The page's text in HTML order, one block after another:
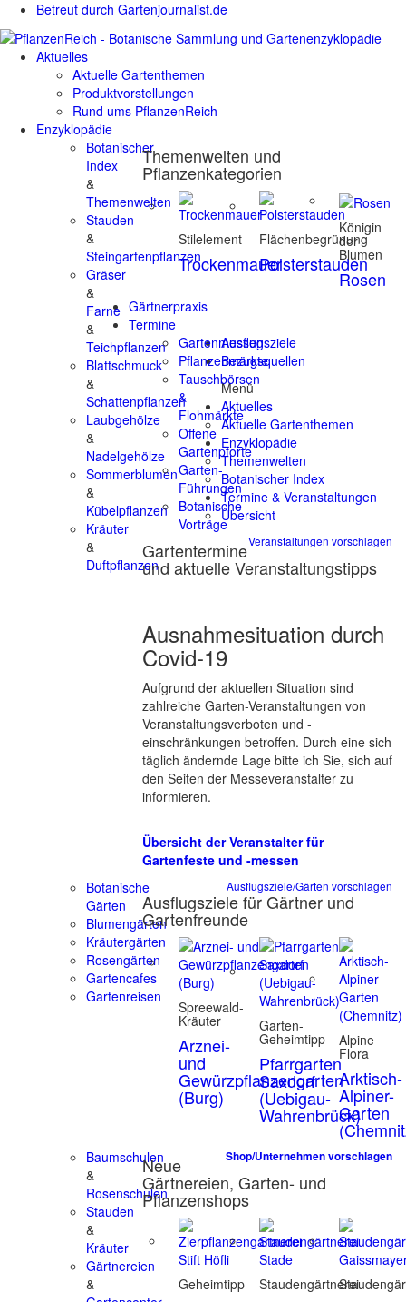
Betreut durch Gartenjournalist.de
Aktuelles
Aktuelle Gartenthemen
Produktvorstellungen
Rund ums PflanzenReich
Enzyklopädie
Botanischer
Index
&
Themenwelten
Stauden
&
Steingartenpflanzen
Gräser
&
Farne
&
Teichpflanzen
Blattschmuck
&
Schattenpflanzen
Laubgehölze
&
Nadelgehölze
Sommerblumen
&
Kübelpflanzen
Kräuter
&
Duftpflanzen
Themenwelten und
Pflanzenkategorien
Stilelement
Trockenmauer
Flächenbegrünung
Polsterstauden
Königin
der
Blumen
Rosen
Gärtnerpraxis
Termine
Gartenmessen
Pflanzenmärkte
Tauschbörsen
&
Flohmärkte
Offene
Gartenpforte
Garten-
Führungen
Botanische
Vorträge
Veranstaltungen vorschlagen
Gartentermine
und aktuelle Veranstaltungstipps
Ausnahmesituation durch
Covid-19
Aufgrund der aktuellen Situation sind
zahlreiche Garten-Veranstaltungen von
Veranstaltungsverboten und -
einschränkungen betroffen. Durch eine sich
täglich ändernde Lage bitte ich Sie, sich auf
den Seiten der Messeveranstalter zu
informieren.
Übersicht der Veranstalter für
Gartenfeste und -messen
Ausflugsziele
Botanische
Gärten
Blumengärten
Kräutergärten
Rosengärten
Gartencafes
Gartenreisen
Ausflugsziele/Gärten vorschlagen
Ausflugsziele für Gärtner und
Gartenfreunde
Spreewald-
Kräuter
Arznei-
und
Gewürzpflanzengarten
(Burg)
Garten-
Geheimtipp
Pfarrgarten
Saxdorf
(Uebigau-
Wahrenbrück)
Alpine
Flora
Arktisch-
Alpiner-
Garten
Bezugsquellen
Baumschulen
&
Rosenschulen
Stauden
&
Kräuter
Gärtnereien
&
Shop/Unternehmen vorschlagen
Neue
Gärtnereien, Garten- und
Pflanzenshops
Geheimtipp Staudengärtnerei
Menü
Aktuelles
Aktuelle Gartenthemen
Enzyklopädie
Themenwelten
Botanischer Index
Termine & Veranstaltungen
Übersicht